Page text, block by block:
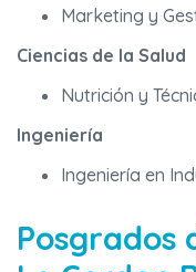
Marketing y
Ciencias de la Salud
Nutrición y
Ingeniería
Ingeniería en
Posgrados